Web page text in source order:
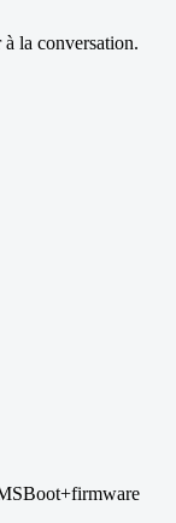
la conversation.